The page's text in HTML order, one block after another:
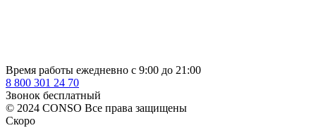
Время работы ежедневно с 9:00 до 21:00
8 800 301 24 70
Звонок бесплатный
© 2024 CONSO Все права защищены
Скоро